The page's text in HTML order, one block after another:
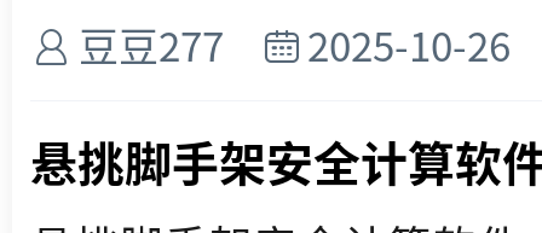
豆豆277 2025-10-26
悬挑脚手架安全计算软